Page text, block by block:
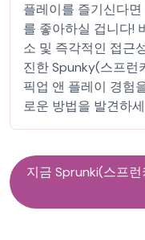
플레이를 즐기신다면
를 좋아하실 겁니다!
소 및 즉각적인 접근
진한 Spunky(스프런
픽업 앤 플레이 경험
로운 방법을 발견하
지금 Sprunki(스프